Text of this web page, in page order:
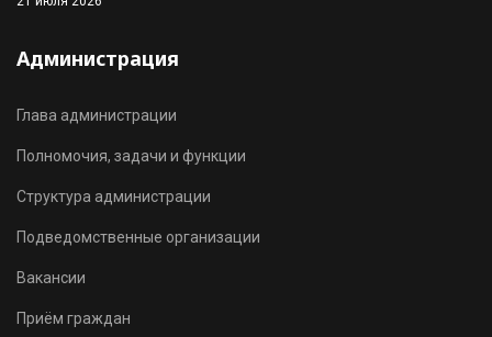
Администрация
Глава администрации
Полномочия, задачи и функции
Структура администрации
Подведомственные организации
Вакансии
Приём граждан